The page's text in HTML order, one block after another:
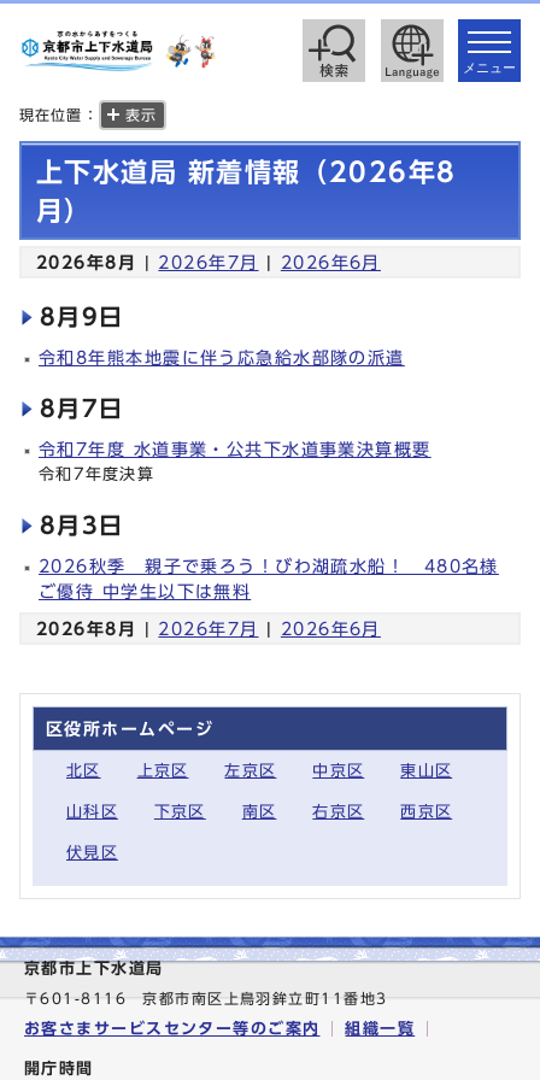
toggle
メニュー
現在位置： 表示
上下水道局 新着情報（2026年8
月）
2026年8月 | 2026年7月 | 2026年6月
8月9日
令和8年熊本地震に伴う応急給水部隊の派遣
8月7日
令和7年度 水道事業・公共下水道事業決算概要
令和7年度決算
8月3日
2026秋季 親子で乗ろう！びわ湖疏水船！ 480名様
ご優待 中学生以下は無料
2026年8月 2026年7月 2026年6月
区役所ホームページ
北区 上京区 左京区 中京区 東山区
山科区 下京区 南区 右京区 西京区
伏見区
京都市上下水道局
〒601-8116 京都市南区上鳥羽鉾立町11番地3
お客さまサービスセンター等のご案内 組織一覧
開庁時間